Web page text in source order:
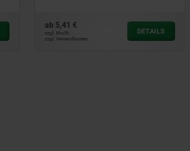
ab0,88 €
zzgl. MwSt.
zzgl. Versandkosten
DETAILS